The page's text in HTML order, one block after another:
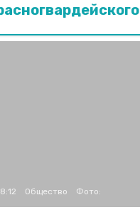
Общество Фото: